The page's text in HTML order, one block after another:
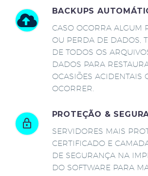
BACKUPS
CASO OCORRA ALGUM
OU PERDA DE DADOS,
DE TODOS OS
DADOS PARA
OCASIÕES ACIDENTAIS
OCORRER.
PROTEÇÃO &
SERVIDORES MAIS
CERTIFICADO E
DE SEGURANÇA NA
DO SOFTWARE PARA